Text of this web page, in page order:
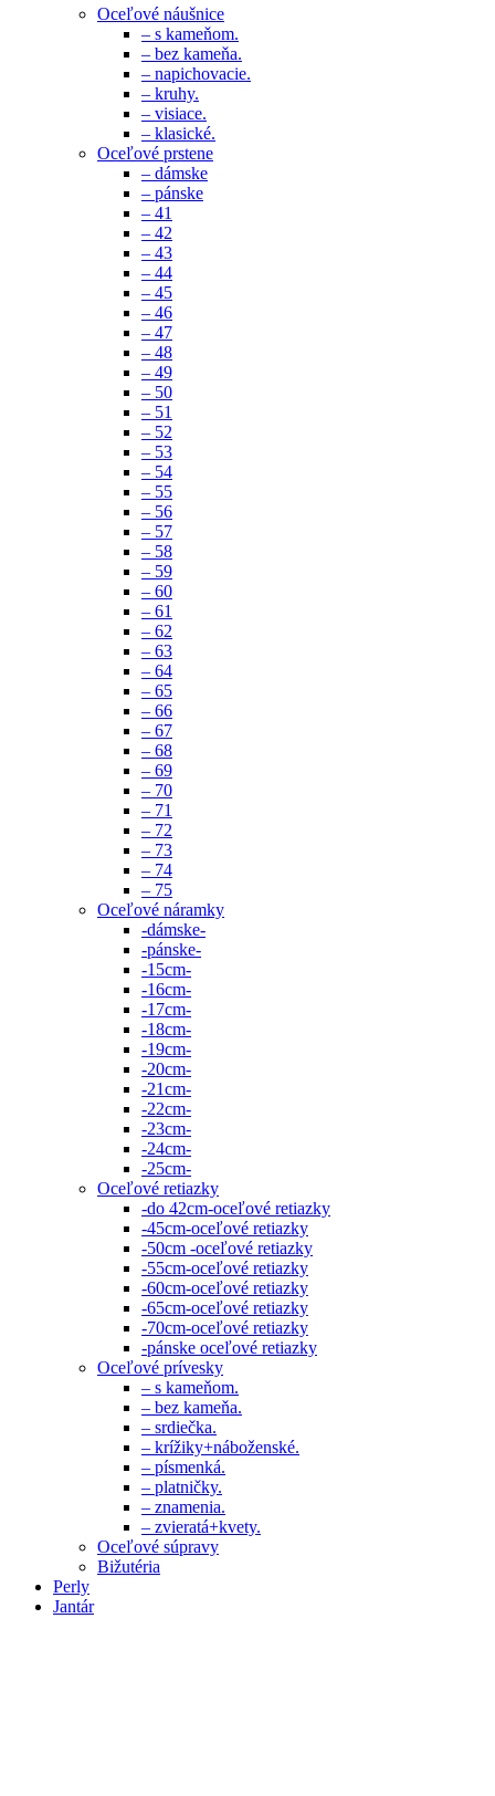
Oceľové náušnice
– s kameňom.
– bez kameňa.
– napichovacie.
– kruhy.
– visiace.
– klasické.
Oceľové prstene
– dámske
– pánske
– 41
– 42
– 43
– 44
– 45
– 46
– 47
– 48
– 49
– 50
– 51
– 52
– 53
– 54
– 55
– 56
– 57
– 58
– 59
– 60
– 61
– 62
– 63
– 64
– 65
– 66
– 67
– 68
– 69
– 70
– 71
– 72
– 73
– 74
– 75
Oceľové náramky
-dámske-
-pánske-
-15cm-
-16cm-
-17cm-
-18cm-
-19cm-
-20cm-
-21cm-
-22cm-
-23cm-
-24cm-
-25cm-
Oceľové retiazky
-do 42cm-oceľové retiazky
-45cm-oceľové retiazky
-50cm -oceľové retiazky
-55cm-oceľové retiazky
-60cm-oceľové retiazky
-65cm-oceľové retiazky
-70cm-oceľové retiazky
-pánske oceľové retiazky
Oceľové prívesky
– s kameňom.
– bez kameňa.
– srdiečka.
– krížiky+náboženské.
– písmenká.
– platničky.
– znamenia.
– zvieratá+kvety.
Oceľové súpravy
Bižutéria
Perly
Jantár